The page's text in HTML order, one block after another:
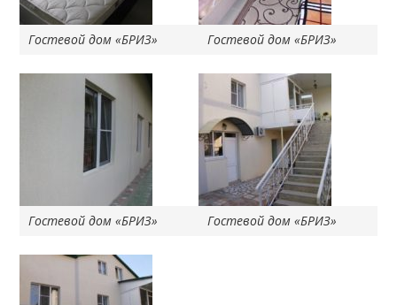
Гостевой дом «БРИЗ» Гостевой дом «БРИЗ»
Гостевой дом «БРИЗ» Гостевой дом «БРИЗ»